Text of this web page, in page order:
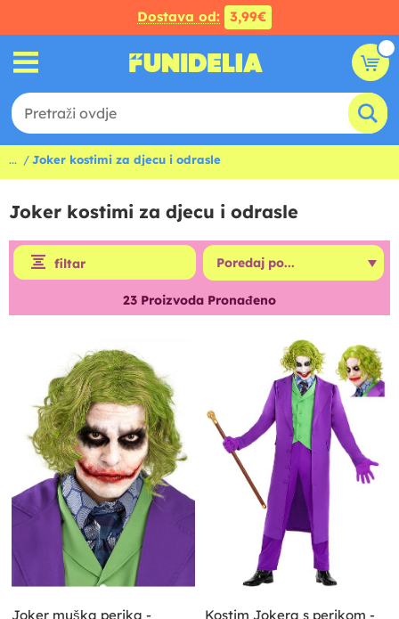
Dostava od: 3,99€
... Joker kostimi za djecu i odrasle
Joker kostimi za djecu i odrasle
filtar
23 Proizvoda Pronađeno
Joker muška perika -
Kostim Jokera s perikom -